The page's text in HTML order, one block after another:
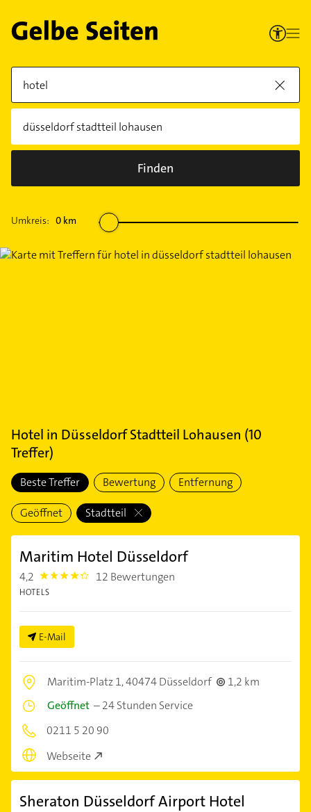
Finden
Umkreis: 0 km
Hotel in Düsseldorf Stadtteil Lohausen (10
Treffer)
Beste Treffer Bewertung Entfernung
Geöffnet Stadtteil
Maritim Hotel Düsseldorf
4,2 4.2000003 12 Bewertungen
HOTELS
E-Mail
Maritim-Platz 1,40474 Düsseldorf
1,2 km
Geöffnet –24 Stunden Service
0211 5 20 90
Webseite
Sheraton Düsseldorf Airport Hotel